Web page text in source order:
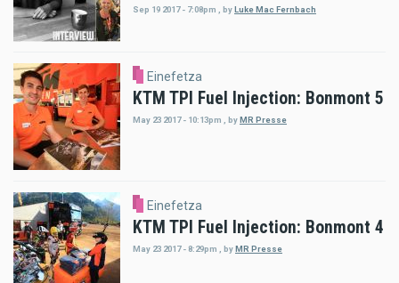
Sep 19 2017 - 7:08pm , by Luke Mac Fernbach
Einefetza
KTM TPI Fuel Injection: Bonmont 5
May 23 2017 - 10:13pm byMR Presse
Einefetza
KTM TPI Fuel Injection: Bonmont 4
May 23 2017 - 8:29pm byMR Presse